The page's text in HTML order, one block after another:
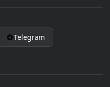
Telegram